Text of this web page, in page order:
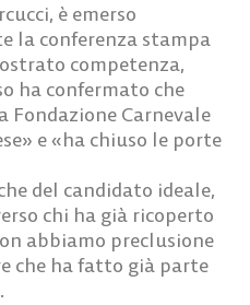
è emerso
la conferenza stampa
competenza,
ha confermato che
Fondazione Carnevale
e «ha chiuso le porte
del candidato ideale,
chi ha già ricoperto
abbiamo preclusione
che ha fatto già parte